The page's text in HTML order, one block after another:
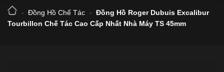
- Đồng Hồ Chế Tác - Đồng Hồ Roger Dubuis Excalibur
Tourbillon Chế Tác Cao Cấp Nhất Nhà Máy TS 45mm